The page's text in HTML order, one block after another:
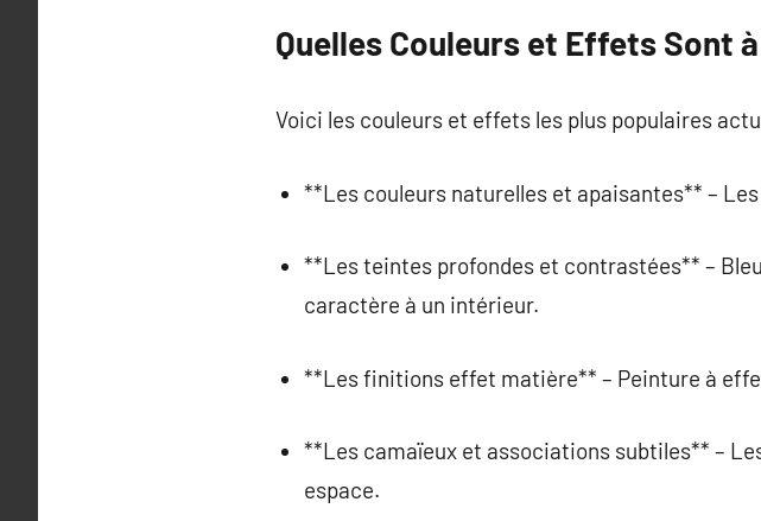
Quelles Couleurs et Effets Sont
Voici les couleurs et effets les plus populaires
**Les couleurs naturelles et apaisantes** –
**Les teintes profondes et contrastées** –
caractère à un intérieur.
**Les finitions effet matière** – Peinture à
**Les camaïeux et associations subtiles** –
espace.